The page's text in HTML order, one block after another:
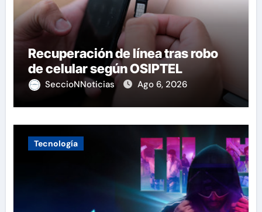
Recuperación de línea tras robo
de celular según OSIPTEL
SeccioNNoticias Ago 6, 2026
Tecnología